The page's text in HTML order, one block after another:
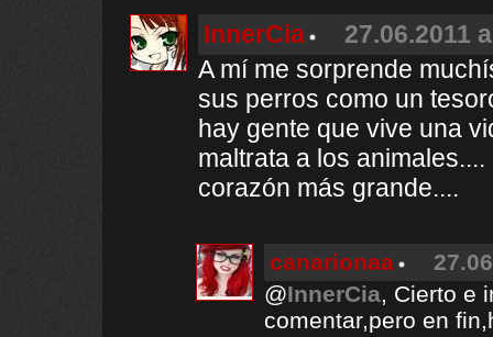
InnerCia
27.06.2011
A mí me sorprende
sus perros como un
hay gente que vive una
maltrata a los
corazón más grande....
canarionaa
@InnerCia, Cierto e
comentar,pero en